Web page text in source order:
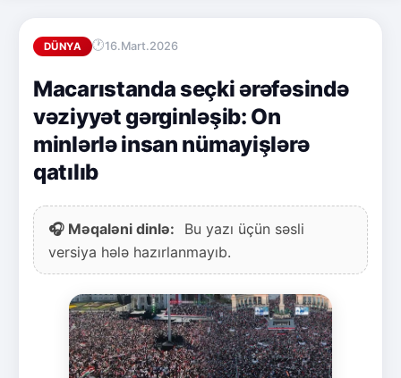
DÜNYA 16.Mart.2026
Macarıstanda seçki ərəfəsində
vəziyyət gərginləşib: On
minlərlə insan nümayişlərə
qatılıb
🎧 Məqaləni dinlə:
Bu yazı üçün səsli
versiya hələ hazırlanmayıb.